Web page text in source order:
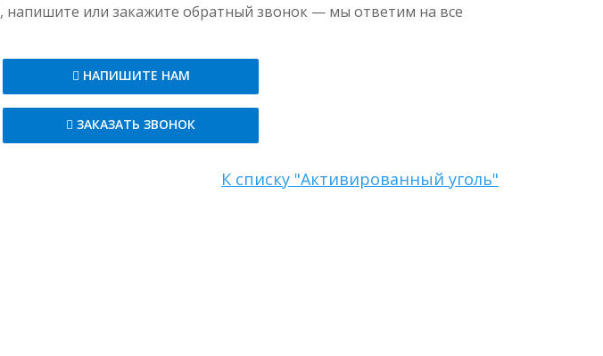
510
98,6
, напишите или закажите обратный звонок — мы ответим на все
НАПИШИТЕ НАМ
ЗАКАЗАТЬ ЗВОНОК
К списку "Активированный уголь"